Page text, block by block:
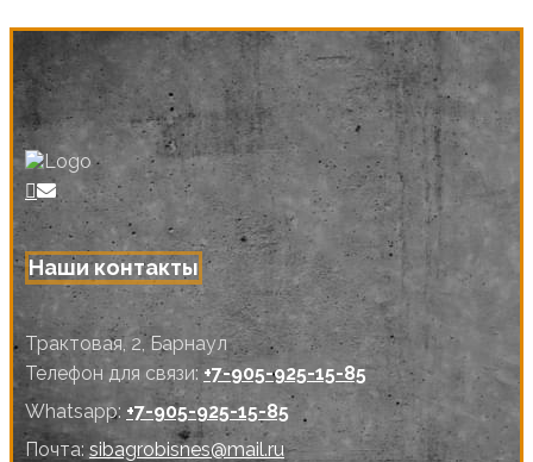
Наши контакты
Трактовая, 2, Барнаул
Телефон для связи: +7-905-925-15-85
Whatsapp: +7-905-925-15-85
Почта:sibagrobisnes@mail.ru